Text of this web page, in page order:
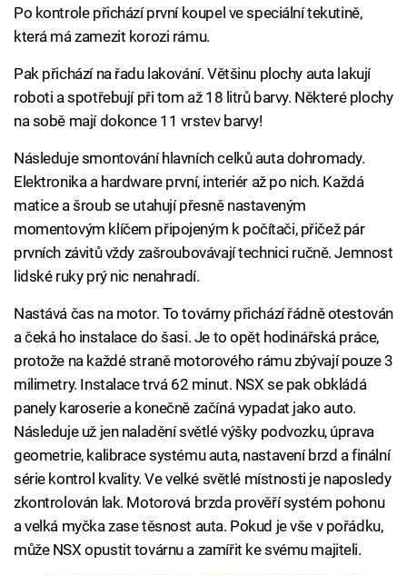
Po kontrole přichází první koupel ve speciální tekutině,
která má zamezit korozi rámu.
Pak přichází na řadu lakování. Většinu plochy auta lakují
roboti a spotřebují při tom až 18 litrů barvy. Některé plochy
na sobě mají dokonce 11 vrstev barvy!
Následuje smontování hlavních celků auta dohromady.
Elektronika a hardware první, interiér až po nich. Každá
matice a šroub se utahují přesně nastaveným
momentovým klíčem připojeným k počítači, přičež pár
prvních závitů vždy zašroubovávají technici ručně. Jemnost
lidské ruky prý nic nenahradí.
Nastává čas na motor. To továrny přichází řádně otestován
a čeká ho instalace do šasi. Je to opět hodinářská práce,
protože na každé straně motorového rámu zbývají pouze 3
milimetry. Instalace trvá 62 minut. NSX se pak obkládá
panely karoserie a konečně začíná vypadat jako auto.
Následuje už jen naladění světlé výšky podvozku, úprava
geometrie, kalibrace systému auta, nastavení brzd a finální
série kontrol kvality. Ve velké světlé místnosti je naposledy
zkontrolován lak. Motorová brzda prověří systém pohonu
a velká myčka zase těsnost auta. Pokud je vše v pořádku,
může NSX opustit továrnu a zamířit ke svému majiteli.